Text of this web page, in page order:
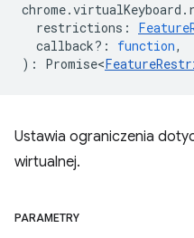
chrome.virtualKeyboard .
restrictions :
callback? : function,
) : Promise<
Ustawia ograniczenia
wirtualnej.
PARAMETRY